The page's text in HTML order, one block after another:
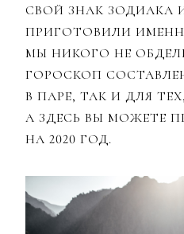
СВОЙ ЗНАК ЗОДИАКА
ПРИГОТОВИЛИ
МЫ НИКОГО НЕ
ГОРОСКОП
В ПАРЕ, ТАК И ДЛЯ
А ЗДЕСЬ ВЫ МОЖЕТЕ
НА 2020 ГОД.